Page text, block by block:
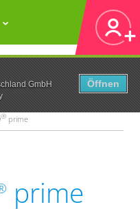
GmbH
Öffnen
® prime
prime